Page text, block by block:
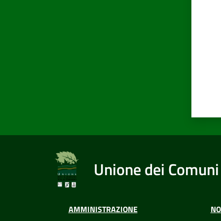
Unione dei
AMMINISTRAZIONE